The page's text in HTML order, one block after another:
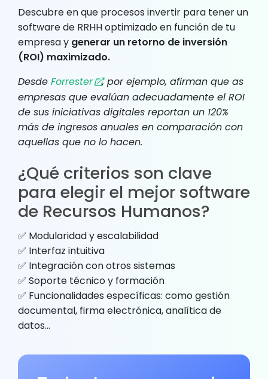
Descubre en que procesos invertir para tener un
software de RRHH optimizado en función de tu
empresa y generar un retorno de inversión
(ROI) maximizado.
Desde Forrester
, por ejemplo, afirman que as
empresas que evalúan adecuadamente el ROI
de sus iniciativas digitales reportan un 120%
más de ingresos anuales en comparación con
aquellas que no lo hacen.
¿Qué criterios son clave
para elegir el mejor software
de Recursos Humanos?
✅ Modularidad y escalabilidad
✅ Interfaz intuitiva
✅ Integración con otros sistemas
✅ Soporte técnico y formación
✅ Funcionalidades específicas: como gestión
documental, firma electrónica, analítica de
datos…